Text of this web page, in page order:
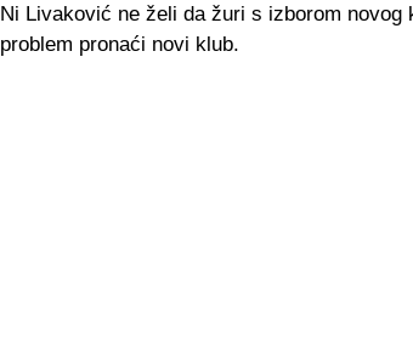
Ni Livaković ne želi da žuri s izborom novog
problem pronaći novi klub.